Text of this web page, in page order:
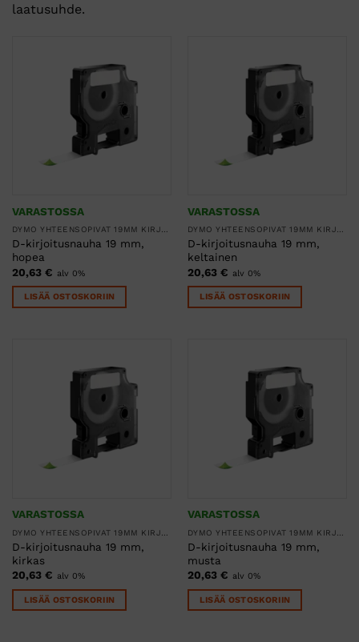
laatusuhde.
VARASTOSSA
DYMO YHTEENSOPIVAT 19MM KIRJOITUSNAUHAT
D-kirjoitusnauha 19 mm,
hopea
20,63 € alv 0%
LISÄÄ OSTOSKORIIN
VARASTOSSA
DYMO YHTEENSOPIVAT 19MM KIRJOITUSNAUHAT
D-kirjoitusnauha 19 mm,
keltainen
20,63 € alv 0%
LISÄÄ OSTOSKORIIN
VARASTOSSA
D-kirjoitusnauha 19 mm,
kirkas
20,63 € alv 0%
LISÄÄ OSTOSKORIIN
VARASTOSSA
D-kirjoitusnauha 19 mm,
musta
20,63 € alv 0%
LISÄÄ OSTOSKORIIN